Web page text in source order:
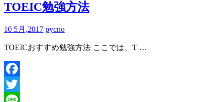
TOEIC勉強方法
10 5月,2017 pycno
TOEICおすすめ勉強方法 ここでは、T …
Facebook
Twitter